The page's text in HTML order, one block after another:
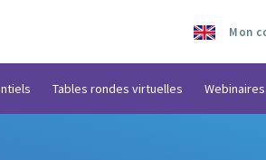
Mon
Tables rondes virtuelles